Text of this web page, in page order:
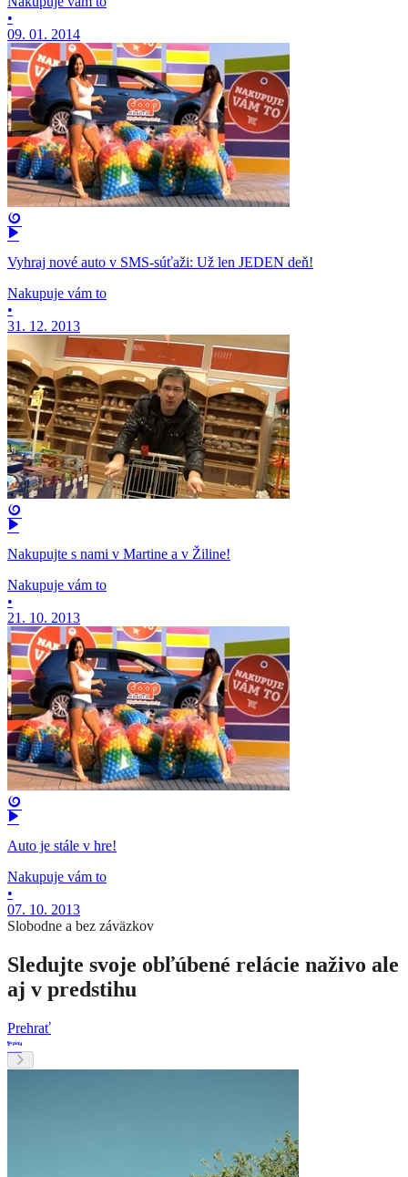
•
09. 01. 2014
Vyhraj nové auto v SMS-súťaži: Už len JEDEN deň!
Nakupuje vám to
•
31. 12. 2013
Nakupujte s nami v Martine a v Žiline!
Nakupuje vám to
•
21. 10. 2013
Auto je stále v hre!
Nakupuje vám to
•
07. 10. 2013
Slobodne a bez záväzkov
Sledujte svoje obľúbené relácie naživo ale
aj v predstihu
Prehrať